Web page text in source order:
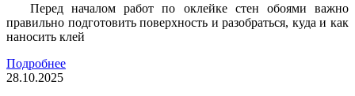
Перед началом работ по оклейке стен обоями важно
правильно подготовить поверхность и разобраться, куда и как
наносить клей
Подробнее
28.10.2025